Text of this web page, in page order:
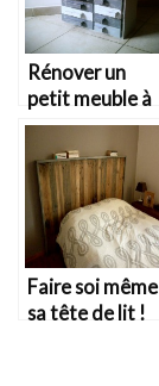
Rénover un
petit meuble à
casier
Faire soi même
sa tête de lit !